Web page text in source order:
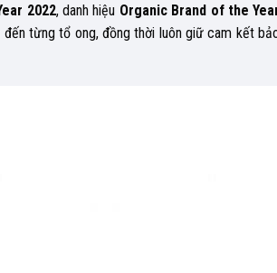
2022, danh hiệu Organic Brand of the
từng tổ ong, đồng thời luôn giữ cam kết